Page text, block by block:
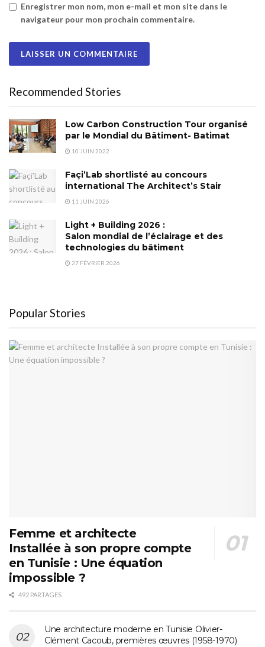
Enregistrer mon nom, mon e-mail et mon site dans le
navigateur pour mon prochain commentaire.
Recommended Stories
Low Carbon Construction Tour organisé
par le Mondial du Bâtiment- Batimat
10 JUIN 2022
Façi’Lab shortlisté au concours
international The Architect’s Stair
11 JUIN 2026
Light + Building 2026 :
Salon mondial de l’éclairage et des
technologies du bâtiment
27 FÉVRIER 2026
Popular Stories
Femme et architecte
Installée à son propre compte
en Tunisie : Une équation
impossible ?
492 PARTAGES
Une architecture moderne en Tunisie Olivier-
Clément Cacoub, premières œuvres (1958-1970)